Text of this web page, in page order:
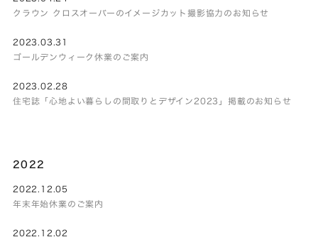
クラウン クロスオーバーのイメージカット撮影協力のお知らせ
2023.03.31
ゴールデンウィーク休業のご案内
2023.02.28
住宅誌「心地よい暮らしの間取りとデザイン2023」掲載のお知らせ
2022
2022.12.05
年末年始休業のご案内
2022.12.02